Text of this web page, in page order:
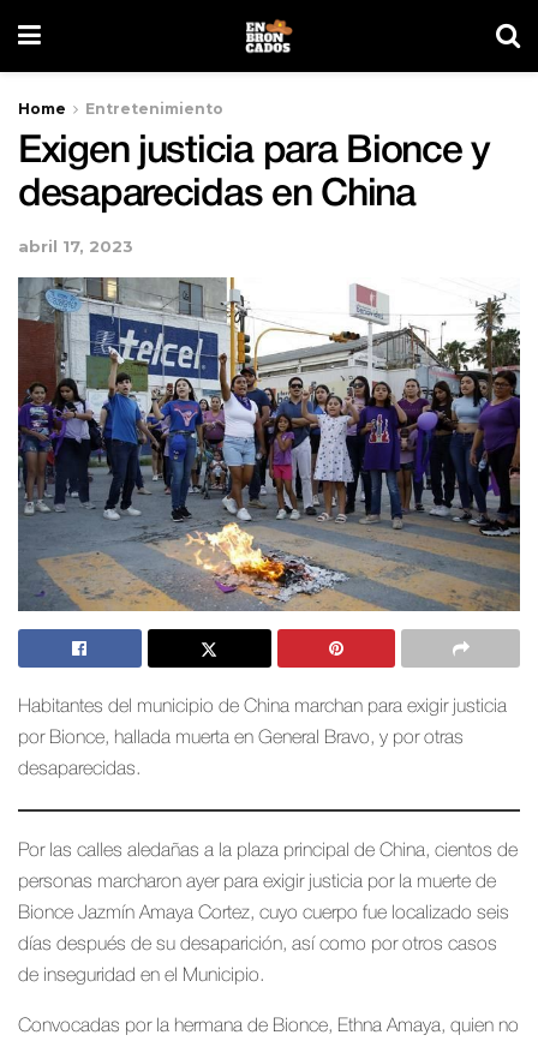
Home Entretenimiento
Exigen justicia para Bionce y
desaparecidas en China
abril 17, 2023
Habitantes del municipio de China marchan para exigir justicia
por Bionce, hallada muerta en General Bravo, y por otras
desaparecidas.
Por las calles aledañas a la plaza principal de China, cientos de
personas marcharon ayer para exigir justicia por la muerte de
Bionce Jazmín Amaya Cortez, cuyo cuerpo fue localizado seis
días después de su desaparición, así como por otros casos
de inseguridad en el Municipio.
Convocadas por la hermana de Bionce, Ethna Amaya, quien no